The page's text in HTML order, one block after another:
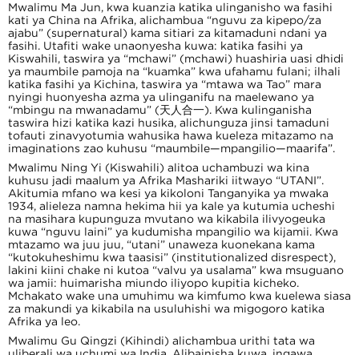
Mwalimu Ma Jun, kwa kuanzia katika ulinganisho wa fasihi
kati ya China na Afrika, alichambua “nguvu za kipepo/za
ajabu” (supernatural) kama sitiari za kitamaduni ndani ya
fasihi. Utafiti wake unaonyesha kuwa: katika fasihi ya
Kiswahili, taswira ya “mchawi” (mchawi) huashiria uasi dhidi
ya maumbile pamoja na “kuamka” kwa ufahamu fulani; ilhali
katika fasihi ya Kichina, taswira ya “mtawa wa Tao” mara
nyingi huonyesha azma ya ulinganifu na maelewano ya
“mbingu na mwanadamu” (天人合一). Kwa kulinganisha
taswira hizi katika kazi husika, alichunguza jinsi tamaduni
tofauti zinavyotumia wahusika hawa kueleza mitazamo na
imaginations zao kuhusu “maumbile—mpangilio—maarifa”.
Mwalimu Ning Yi (Kiswahili) alitoa uchambuzi wa kina
kuhusu jadi maalum ya Afrika Mashariki iitwayo “UTANI”.
Akitumia mfano wa kesi ya kikoloni Tanganyika ya mwaka
1934, alieleza namna hekima hii ya kale ya kutumia ucheshi
na masihara kupunguza mvutano wa kikabila ilivyogeuka
kuwa “nguvu laini” ya kudumisha mpangilio wa kijamii. Kwa
mtazamo wa juu juu, “utani” unaweza kuonekana kama
“kutokuheshimu kwa taasisi” (institutionalized disrespect),
lakini kiini chake ni kutoa “valvu ya usalama” kwa msuguano
wa jamii: huimarisha miundo iliyopo kupitia kicheko.
Mchakato wake una umuhimu wa kimfumo kwa kuelewa siasa
za makundi ya kikabila na usuluhishi wa migogoro katika
Afrika ya leo.
Mwalimu Gu Qingzi (Kihindi) alichambua urithi tata wa